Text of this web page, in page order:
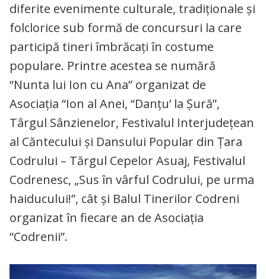
diferite evenimente culturale, tradiționale și
folclorice sub formă de concursuri la care
participă tineri îmbrăcați în costume
populare. Printre acestea se numără
“Nunta lui Ion cu Ana” organizat de
Asociația “Ion al Anei, “Danțu’ la Șură”,
Târgul Sânzienelor, Festivalul Interjudețean
al Căntecului și Dansului Popular din Țara
Codrului – Tărgul Cepelor Asuaj, Festivalul
Codrenesc, „Sus în vârful Codrului, pe urma
haiducului!”, cât și Balul Tinerilor Codreni
organizat în fiecare an de Asociația
“Codrenii”.